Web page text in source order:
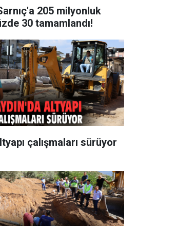
205 milyonluk
30 tamamlandı!
çalışmaları sürüyor